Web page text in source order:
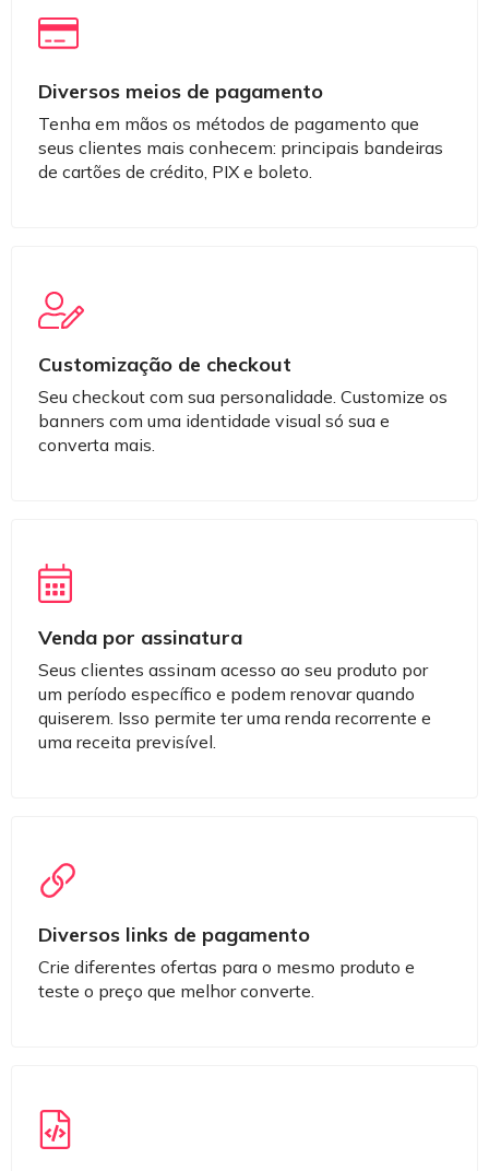
Diversos meios de pagamento
Tenha em mãos os métodos de pagamento que
seus clientes mais conhecem: principais bandeiras
de cartões de crédito, PIX e boleto.
Customização de checkout
Seu checkout com sua personalidade. Customize os
banners com uma identidade visual só sua e
converta mais.
Venda por assinatura
Seus clientes assinam acesso ao seu produto por
um período específico e podem renovar quando
quiserem. Isso permite ter uma renda recorrente e
uma receita previsível.
Diversos links de pagamento
Crie diferentes ofertas para o mesmo produto e
teste o preço que melhor converte.